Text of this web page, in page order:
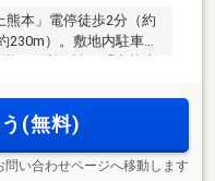
熊本」電停徒歩2分（約
）。敷地内駐車場
(無料)
問い合わせページへ移動します